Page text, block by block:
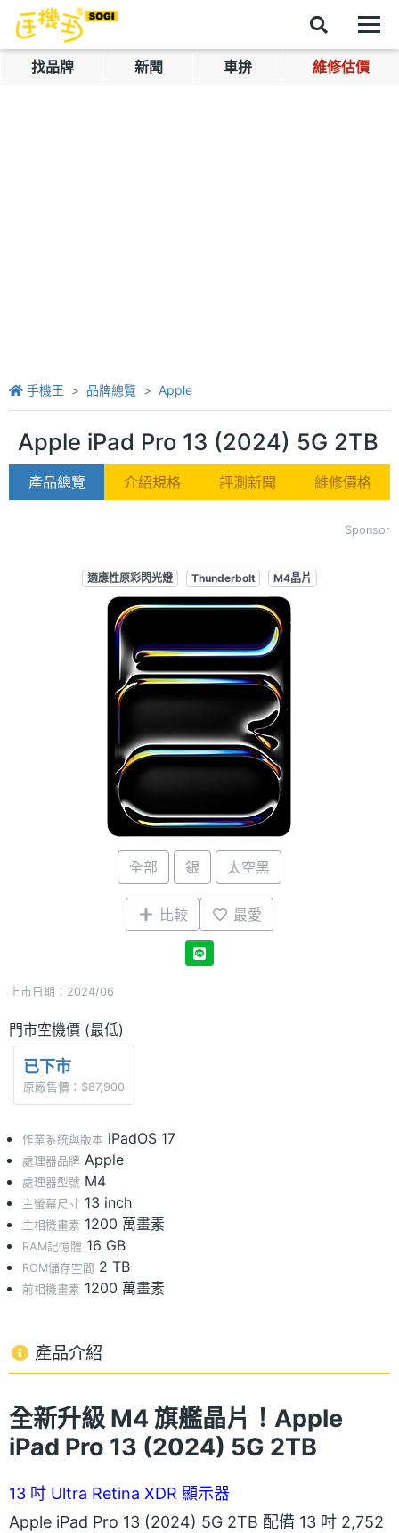
找品牌 新聞 車拚 維修估價
手機王 品牌總覽 Apple
Apple iPad Pro 13 (2024) 5G 2TB
產品總覽 介紹規格 評測新聞 維修價格
Sponsor
適應性原彩閃光燈 Thunderbolt M4晶片
全部 銀 太空黑
比較 最愛
上市日期：2024/06
門市空機價 (最低)
已下市
原廠售價：$87,900
作業系統與版本 iPadOS 17
處理器品牌 Apple
處理器型號 M4
主螢幕尺寸 13 inch
主相機畫素 1200 萬畫素
RAM記憶體 16 GB
ROM儲存空間 2 TB
前相機畫素 1200 萬畫素
產品介紹
全新升級 M4 旗艦晶片！Apple
iPad Pro 13 (2024) 5G 2TB
13 吋 Ultra Retina XDR 顯示器
Apple iPad Pro 13 (2024) 5G 2TB 配備 13 吋 2,752